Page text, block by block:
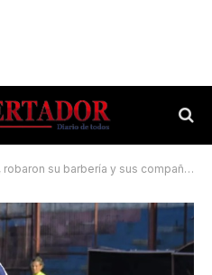
barbería y sus compañeros iniciaron una campaña